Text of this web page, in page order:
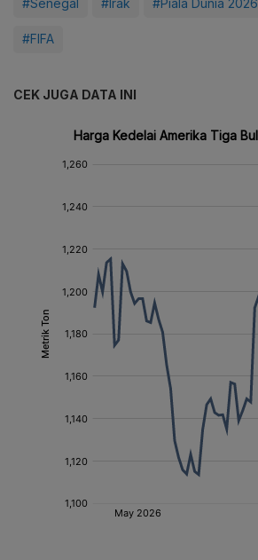
#FIFA
CEK JUGA DATA INI